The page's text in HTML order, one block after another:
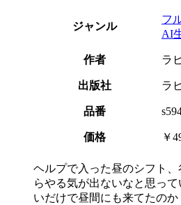
ジャンル
フ
AI
作者 ラ
出版社 ラ
品番
価格 ￥
ヘルプで入った昼のシフト
らやる気が出ないなと思っ
いだけで昼間にも来てたの